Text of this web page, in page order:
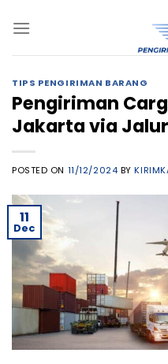
TIPS PENGIRIMAN BARANG
Pengiriman
Jakarta via
POSTED ON 11/12/2024 BY
11
Dec